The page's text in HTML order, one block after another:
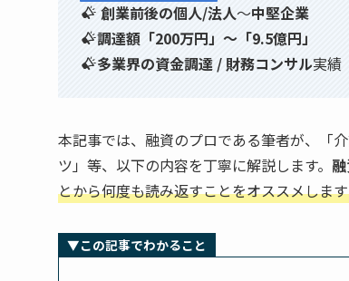
創業前後の個人/法人〜中堅企業
調達額「200万円」〜「9.5億円」
多業界の資金調達 / 財務コンサル実績
本記事では、融資のプロである筆者が、「
ツ」等、以下の内容を丁寧に解説します。
とから何度も読み返すことをオススメします
▼この記事でわかること